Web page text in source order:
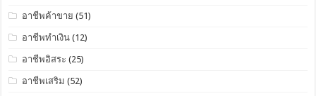
อาชีพค้าขาย (51)
อาชีพทำเงิน (12)
อาชีพอิสระ (25)
อาชีพเสริม (52)